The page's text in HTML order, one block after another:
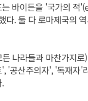
는 바이든을 '국가의 적
다. 둘 다 로마제국의
나라들과 마찬가지로
'공산주의자', '독재자'
.